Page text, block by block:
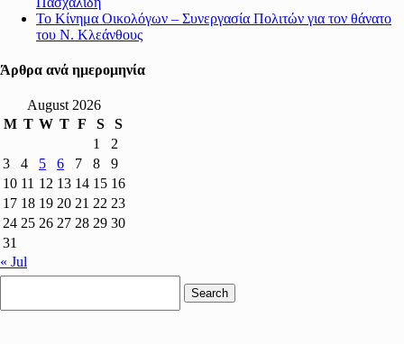
Το Κίνημα Οικολόγων – Συνεργασία Πολιτών για τον θάνατο
του Ν. Κλεάνθους
Άρθρα ανά ημερομηνία
August 2026
M T W T F S
S
1
2
3
4 5 6 7 8
9
10 11 12 13 14 15 16
17 18 19 20 21 22 23
24 25 26 27 28 29 30
31
« Jul